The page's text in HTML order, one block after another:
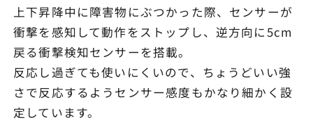
上下昇降中に障害物にぶつかった際、センサーが
衝撃を感知して動作をストップし、逆方向に5cm
戻る衝撃検知センサーを搭載。
反応し過ぎても使いにくいので、ちょうどいい強
さで反応するようセンサー感度もかなり細かく設
定しています。